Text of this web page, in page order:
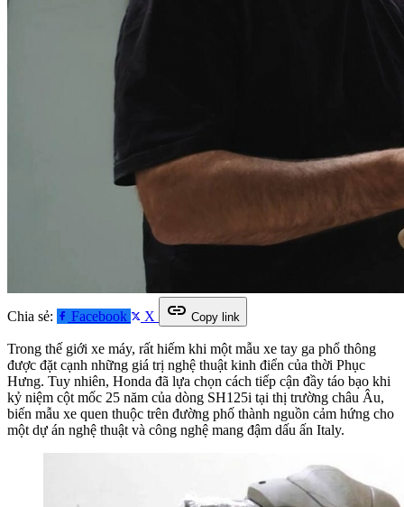
Chia sẻ: Facebook X link Copy link
Trong thế giới xe máy, rất hiếm khi một mẫu xe tay ga phổ thông
được đặt cạnh những giá trị nghệ thuật kinh điển của thời Phục
Hưng. Tuy nhiên, Honda đã lựa chọn cách tiếp cận đầy táo bạo khi
kỷ niệm cột mốc 25 năm của dòng SH125i tại thị trường châu Âu,
biến mẫu xe quen thuộc trên đường phố thành nguồn cảm hứng cho
một dự án nghệ thuật và công nghệ mang đậm dấu ấn Italy.